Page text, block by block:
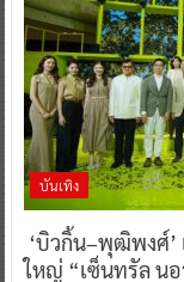
บันเทิง
‘บิวกิ้น–พุฒิพงศ์’
ใหญ่ “เซ็นทรัล น